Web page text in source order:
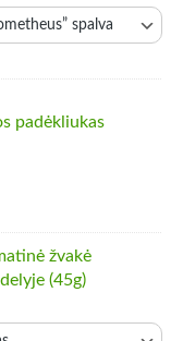
padėkliukas
žvakė
(45g)